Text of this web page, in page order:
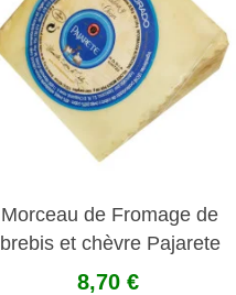
Morceau de Fromage de
brebis et chèvre Pajarete
semi endurci
8,70 €